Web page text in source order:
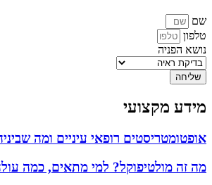
שם
טלפון
נושא הפניה
שליחה
מידע מקצועי
אופטומטריסטים רופאי עיניים ומה
מה זה מולטיפוקל? למי מתאים, כמה